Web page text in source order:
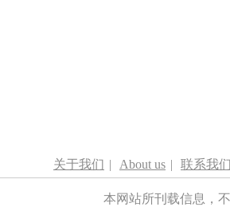
关于我们 | About us | 联系我们
本网站所刊载信息，